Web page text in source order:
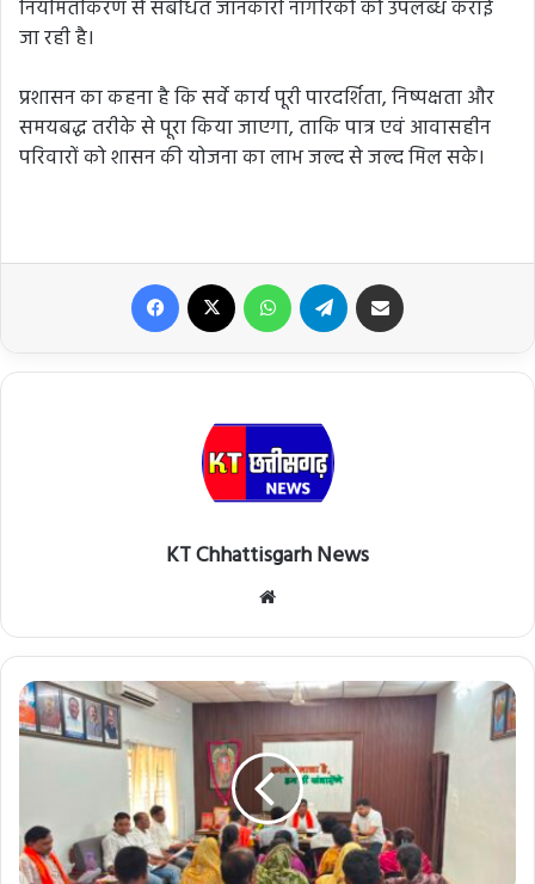
नियमितीकरण से संबंधित जानकारी नागरिकों को उपलब्ध कराई
जा रही है।
प्रशासन का कहना है कि सर्वे कार्य पूरी पारदर्शिता, निष्पक्षता और
समयबद्ध तरीके से पूरा किया जाएगा, ताकि पात्र एवं आवासहीन
परिवारों को शासन की योजना का लाभ जल्द से जल्द मिल सके।
Facebook WhatsApp Telegram
KT Chhattisgarh News